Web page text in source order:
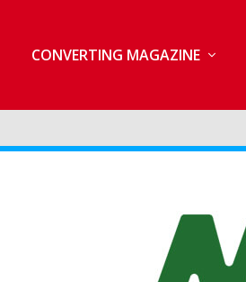
CONVERTING MAGAZINE